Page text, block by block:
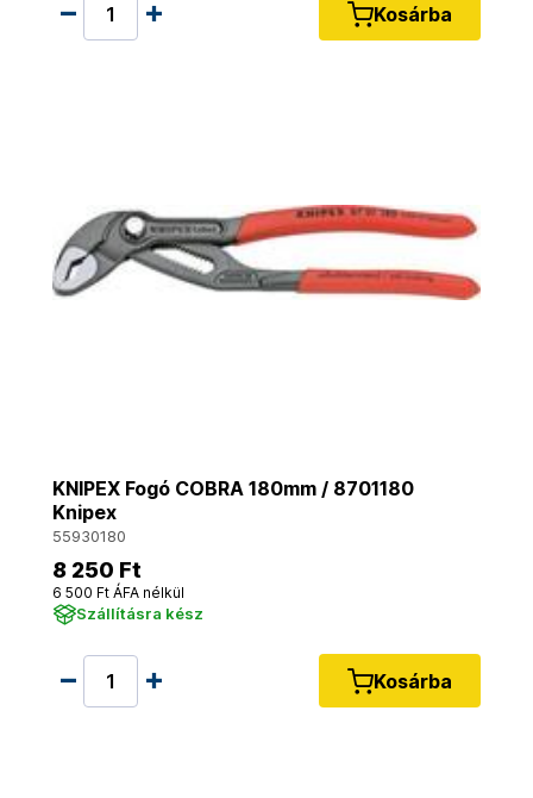
Kosárba
KNIPEX Fogó COBRA 180mm / 8701180
Knipex
55930180
8 250 Ft
6 500 Ft ÁFA nélkül
Szállításra kész
Kosárba